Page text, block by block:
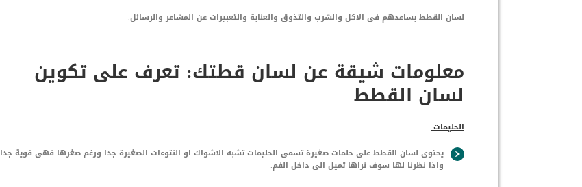
لسان القطط يساعدهم فى الاكل والشرب والتذوق والعناية والتعبيرات عن المشاعر والرسائل.
معلومات شيقة عن لسان قطتك: تعرف على تكوين
لسان القطط
الحليمات
يحتوى لسان القطط على حلمات صغيرة تسمى الحليمات تشبه الاشواك او النتوءات الصغيرة جدا ورغم صغرها فهى قوية جدا
واذا نظرنا لها سوف نراها تميل الى داخل الفم.